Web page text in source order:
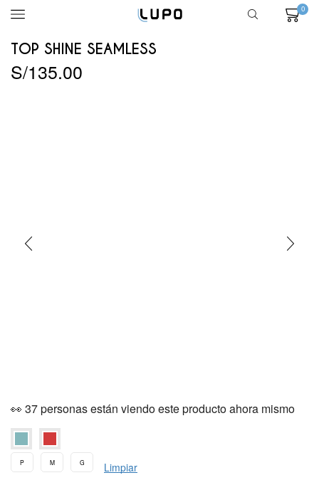
0
TOP SHINE SEAMLESS
S/135.00
👀 37 personas están viendo este producto ahora mismo
P M G Limpiar